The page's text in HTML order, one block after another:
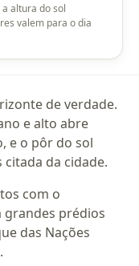
altura do sol
valem para o dia
de verdade.
e alto abre
e o pôr do sol
da cidade.
com o
prédios
das Nações